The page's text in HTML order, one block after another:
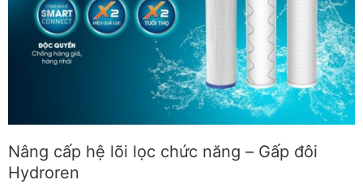
Nâng cấp hệ lõi lọc chức năng – Gấp đôi
Hydroren